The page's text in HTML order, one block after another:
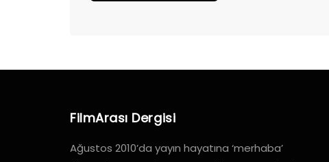
FilmArası Dergisi
Ağustos 2010’da yayın hayatına ‘merhaba’